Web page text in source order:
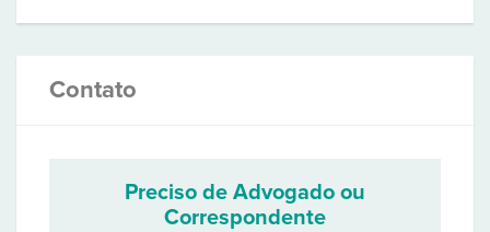
Contato
Preciso de Advogado ou
Correspondente